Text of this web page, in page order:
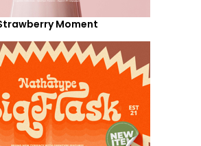
Moment